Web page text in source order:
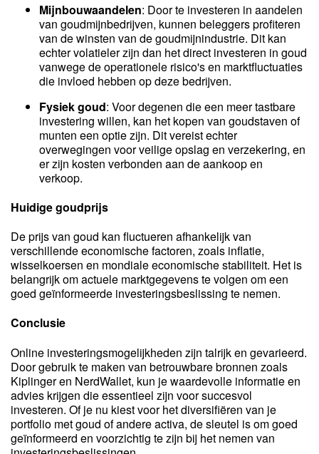
Mijnbouwaandelen: Door te investeren in aandelen
van goudmijnbedrijven, kunnen beleggers profiteren
van de winsten van de goudmijnindustrie. Dit kan
echter volatieler zijn dan het direct investeren in goud
vanwege de operationele risico's en marktfluctuaties
die invloed hebben op deze bedrijven.
Fysiek goud: Voor degenen die een meer tastbare
investering willen, kan het kopen van goudstaven of
munten een optie zijn. Dit vereist echter
overwegingen voor veilige opslag en verzekering, en
er zijn kosten verbonden aan de aankoop en
verkoop.
Huidige goudprijs
De prijs van goud kan fluctueren afhankelijk van
verschillende economische factoren, zoals inflatie,
wisselkoersen en mondiale economische stabiliteit. Het is
belangrijk om actuele marktgegevens te volgen om een
goed geïnformeerde investeringsbeslissing te nemen.
Conclusie
Online investeringsmogelijkheden zijn talrijk en gevarieerd.
Door gebruik te maken van betrouwbare bronnen zoals
Kiplinger en NerdWallet, kun je waardevolle informatie en
advies krijgen die essentieel zijn voor succesvol
investeren. Of je nu kiest voor het diversifiëren van je
portfolio met goud of andere activa, de sleutel is om goed
geïnformeerd en voorzichtig te zijn bij het nemen van